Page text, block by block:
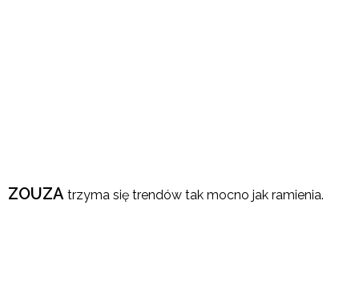
ZOUZA trzyma się trendów tak mocno jak ramienia.